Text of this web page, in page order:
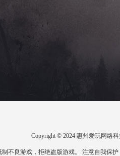
Copyright © 2024 惠州爱玩网络
制不良游戏，拒绝盗版游戏。 注意自我保